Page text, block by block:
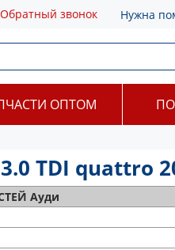
Обратный звонок Нужна
ОПТОМ
TDI quattro
Ауди